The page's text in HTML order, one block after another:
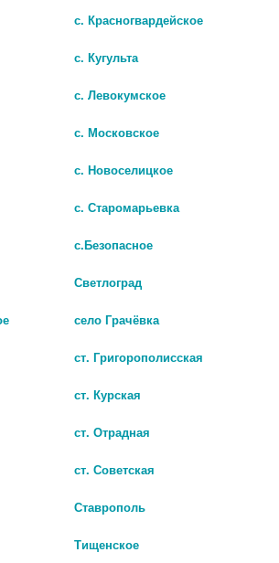
- Маркетплейс. Все права защищены
с. Красногвардейское
с. Кугульта
с. Левокумское
с. Московское
с. Новоселицкое
с. Старомарьевка
с.Безопасное
Светлоград
село Грачёвка
ст. Григорополисская
ст. Курская
ст. Отрадная
ст. Советская
Ставрополь
Тищенское